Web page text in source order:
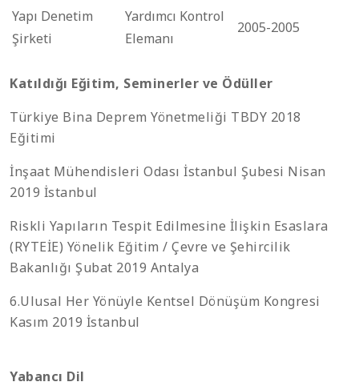
Yapı Denetim
Şirketi
Yardımcı Kontrol
Elemanı
2005-2005
Katıldığı Eğitim, Seminerler ve Ödüller
Türkiye Bina Deprem Yönetmeliği TBDY 2018
Eğitimi
İnşaat Mühendisleri Odası İstanbul Şubesi Nisan
2019 İstanbul
Riskli Yapıların Tespit Edilmesine İlişkin Esaslara
(RYTEİE) Yönelik Eğitim / Çevre ve Şehircilik
Bakanlığı Şubat 2019 Antalya
6.Ulusal Her Yönüyle Kentsel Dönüşüm Kongresi
Kasım 2019 İstanbul
Yabancı Dil